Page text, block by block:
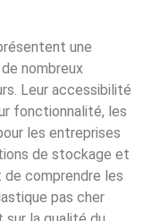
une
nombreux
Leur accessibilité
fonctionnalité, les
les entreprises
de stockage et
comprendre les
pas cher